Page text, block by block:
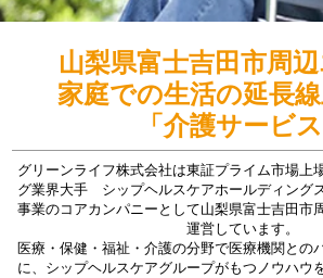
山梨県富士吉田市周
家庭での生活の延長
「介護サービス
グリーンライフ株式会社は東証プライム市場上
グ業界大手 シップヘルスケアホールディング
事業のコアカンパニーとして山梨県富士吉田市
運営しています。
医療・保健・福祉・介護の分野で医療機関との
に、シップヘルスケアグループがもつノウハウ